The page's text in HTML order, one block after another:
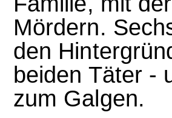
Mördern.
den
beiden Täter -
zum Galgen.